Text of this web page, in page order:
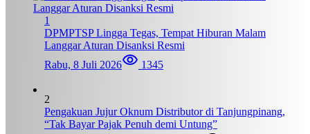
1
DPMPTSP Lingga Tegas, Tempat Hiburan Malam
Langgar Aturan Disanksi Resmi
Rabu, 8 Juli 2026
1345
2
Pengakuan Jujur Oknum Distributor di Tanjungpinang,
“Tak Bayar Pajak Penuh demi Untung”